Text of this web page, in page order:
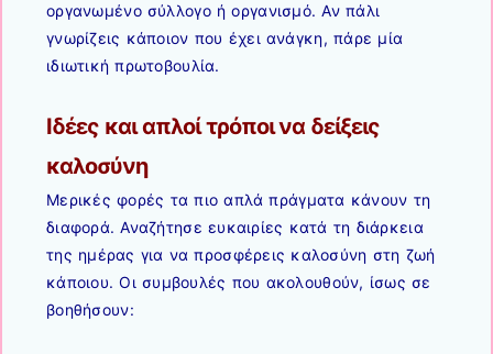
οργανωμένο σύλλογο ή οργανισμό. Αν πάλι
γνωρίζεις κάποιον που έχει ανάγκη, πάρε μία
ιδιωτική πρωτοβουλία.
Ιδέες και απλοί τρόποι να δείξεις
καλοσύνη
Μερικές φορές τα πιο απλά πράγματα κάνουν τη
διαφορά. Αναζήτησε ευκαιρίες κατά τη διάρκεια
της ημέρας για να προσφέρεις καλοσύνη στη ζωή
κάποιου. Οι συμβουλές που ακολουθούν, ίσως σε
βοηθήσουν: